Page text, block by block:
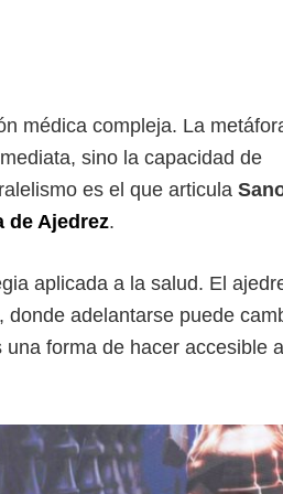
médica compleja. La
sino la capacidad de
es el que articula
de Ajedrez.
aplicada a la salud. El
adelantarse puede
forma de hacer accesible